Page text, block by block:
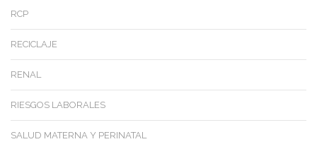
RCP
RECICLAJE
RENAL
RIESGOS LABORALES
SALUD MATERNA Y PERINATAL